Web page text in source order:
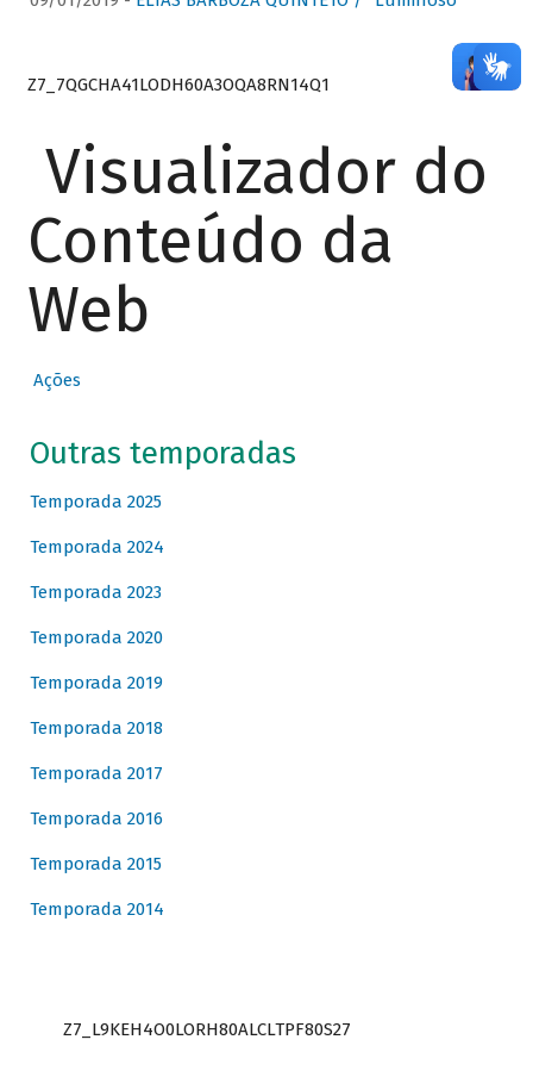
Z7_7QGCHA41LODH60A3OQA8RN14Q1
Visualizador do
Conteúdo da
Web
Ações
Outras temporadas
Temporada 2025
Temporada 2024
Temporada 2023
Temporada 2020
Temporada 2019
Temporada 2018
Temporada 2017
Temporada 2016
Temporada 2015
Temporada 2014
Z7_L9KEH4O0LORH80ALCLTPF80S27